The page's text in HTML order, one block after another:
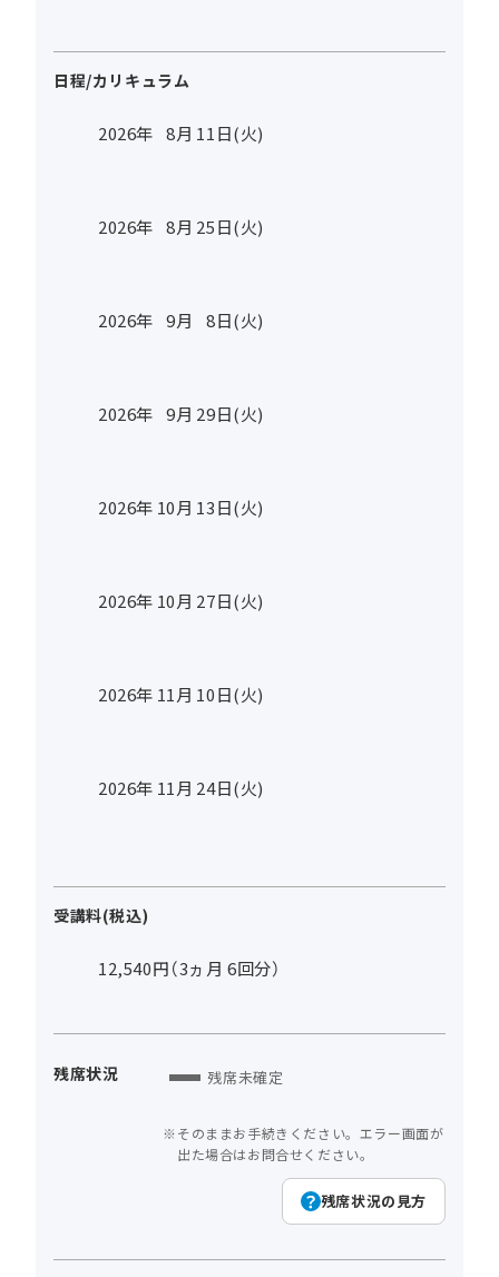
日程/カリキュラム
2026年 8月 11日(火)
2026年 8月 25日(火)
2026年 9月 8日(火)
2026年 9月 29日(火)
2026年 10月 13日(火)
2026年 10月 27日(火)
2026年 11月 10日(火)
2026年 11月 24日(火)
受講料(税込)
12,540円（3ヵ月 6回分）
残席状況 残席未確定
そのままお手続きください。エラー画面が
出た場合はお問合せください。
残席状況の見方